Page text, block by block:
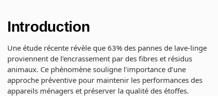
Introduction
Une étude récente révèle que 63% des pannes de lave-linge
proviennent de l’encrassement par des fibres et résidus
animaux. Ce phénomène souligne l’importance d’une
approche préventive pour maintenir les performances des
appareils ménagers et préserver la qualité des étoffes.